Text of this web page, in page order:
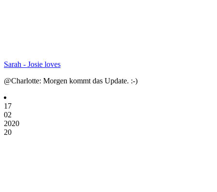
Sarah - Josie loves
@Charlotte: Morgen kommt das Update. :-)
17
02
2020
20